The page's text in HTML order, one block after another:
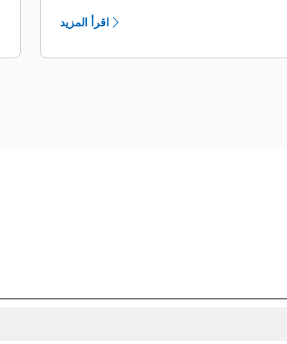
تتم حماية المكونات الهيدروليكية من التلف
داخل المبيت، مما يساعد على تقليل وقت
التوقف عن العمل في موقع العمل.
اقرأ المزيد